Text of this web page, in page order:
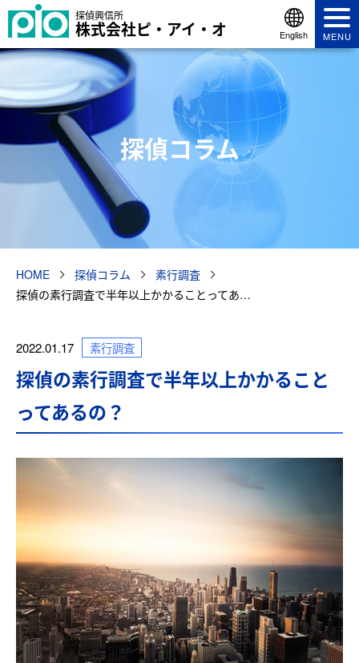
探偵興信所
株式会社ピ・アイ・オ English MENU
探偵コラム
HOME 探偵コラム
素行調査
探偵の素行調査で半年以上かかることってあ…
2022.01.17 素行調査
探偵の素行調査で半年以上かかること
ってあるの？